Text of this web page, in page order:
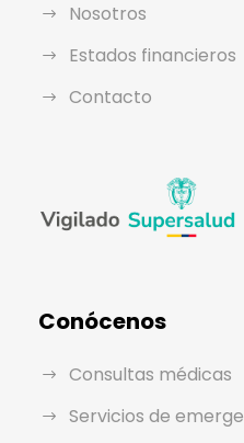
Nosotros
Estados financieros
Contacto
Conócenos
Consultas médicas
Servicios de